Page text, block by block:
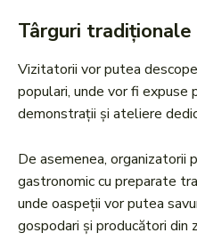
Târguri
Vizitatorii vor putea
populari, unde vor fi expuse
demonstrații și ateliere
De asemenea, organizatorii
gastronomic cu preparate
unde oaspeții vor putea
gospodari și producători din